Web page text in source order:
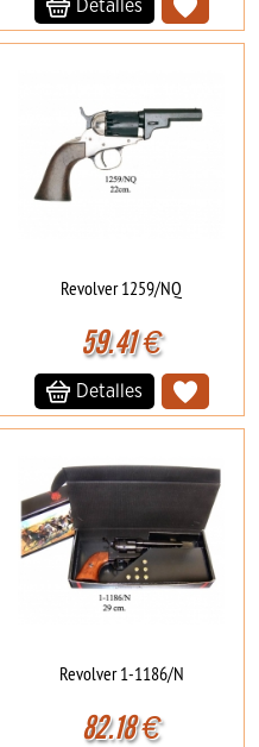
Detalles
Revolver 1259/NQ
59.41€
Detalles
Revolver 1-1186/N
82.18€